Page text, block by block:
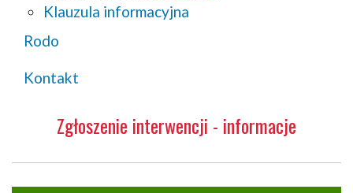
Klauzula informacyjna
Rodo
Kontakt
Zgłoszenie interwencji - informacje